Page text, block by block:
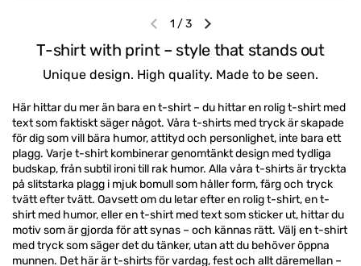
Previous slideNext slide
1 /3
T-shirt with print – style that stands out
Unique design. High quality. Made to be seen.
Här hittar du mer än bara en t-shirt – du hittar en rolig t-shirt med
text som faktiskt säger något. Våra t-shirts med tryck är skapade
för dig som vill bära humor, attityd och personlighet, inte bara ett
plagg. Varje t-shirt kombinerar genomtänkt design med tydliga
budskap, från subtil ironi till rak humor. Alla våra t-shirts är tryckta
på slitstarka plagg i mjuk bomull som håller form, färg och tryck
tvätt efter tvätt. Oavsett om du letar efter en rolig t-shirt, en t-
shirt med humor, eller en t-shirt med text som sticker ut, hittar du
motiv som är gjorda för att synas – och kännas rätt. Välj en t-shirt
med tryck som säger det du tänker, utan att du behöver öppna
munnen. Det här är t-shirts för vardag, fest och allt däremellan –